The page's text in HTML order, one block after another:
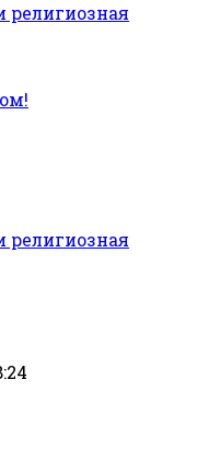
религиозная
религиозная